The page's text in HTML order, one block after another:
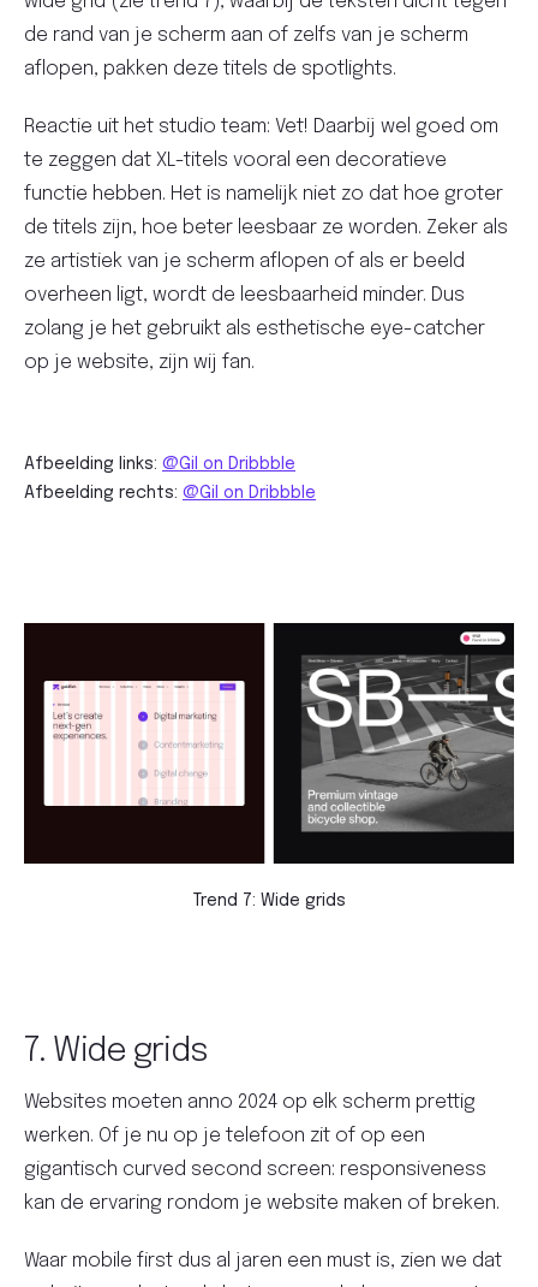
de rand van je scherm aan of zelfs van je scherm
aflopen, pakken deze titels de spotlights.
Reactie uit het studio team: Vet! Daarbij wel goed om
te zeggen dat XL-titels vooral een decoratieve
functie hebben. Het is namelijk niet zo dat hoe groter
de titels zijn, hoe beter leesbaar ze worden. Zeker als
ze artistiek van je scherm aflopen of als er beeld
overheen ligt, wordt de leesbaarheid minder. Dus
zolang je het gebruikt als esthetische eye-catcher
op je website, zijn wij fan.
Afbeelding links: @Gil on Dribbble
Afbeelding rechts: @Gil on Dribbble
Trend 7: Wide grids
7. Wide grids
Websites moeten anno 2024 op elk scherm prettig
werken. Of je nu op je telefoon zit of op een
gigantisch curved second screen: responsiveness
kan de ervaring rondom je website maken of breken.
Waar mobile first dus al jaren een must is, zien we dat